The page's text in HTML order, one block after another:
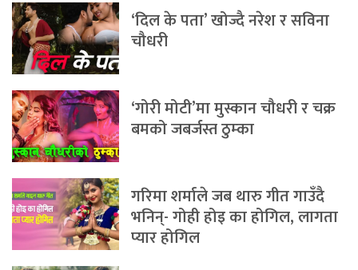
‘दिल के पता’ खोज्दै नरेश र सविना
चौधरी
‘गोरी मोटी’मा मुस्कान चौधरी र चक्र
बमको जबर्जस्त ठुम्का
गरिमा शर्माले जब थारु गीत गाउँदै
भनिन्- गोही होइ का होगिल, लागता
प्यार होगिल